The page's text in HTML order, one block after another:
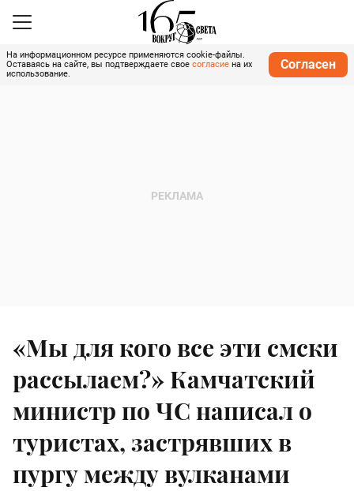
На информационном ресурсе применяются cookie-файлы.
Оставаясь на сайте, вы подтверждаете свое согласие на их
использование.
Согласен
«Мы для кого все эти смски
рассылаем?» Камчатский
министр по ЧС написал о
туристах, застрявших в
пургу между вулканами